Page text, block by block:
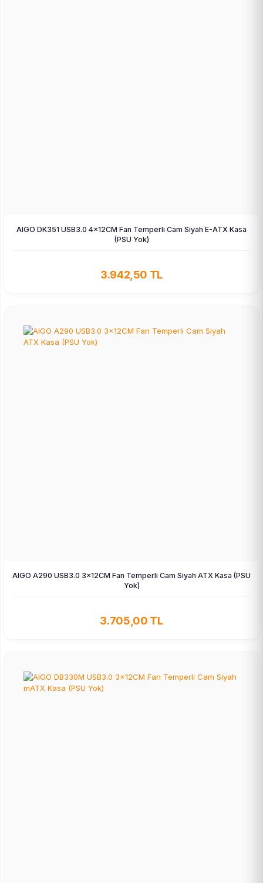
AIGO DK351 USB3.0 4×12CM Fan Temperli Cam Siyah E-ATX Kasa
(PSU Yok)
3.942,50 TL
AIGO A290 USB3.0 3×12CM Fan Temperli Cam Siyah ATX Kasa (PSU
Yok)
3.705,00 TL